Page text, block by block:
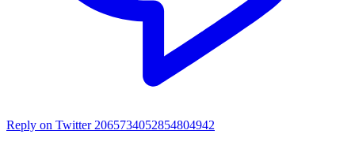
Reply on Twitter 2065734052854804942